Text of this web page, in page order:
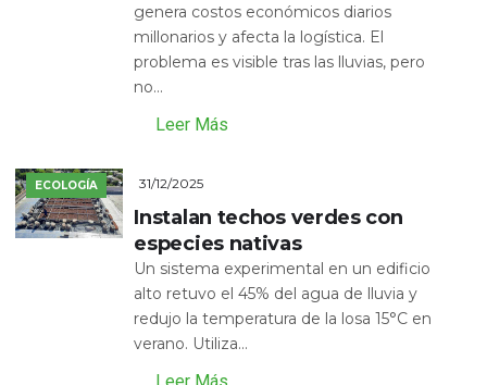
genera costos económicos diarios
millonarios y afecta la logística. El
problema es visible tras las lluvias, pero
no...
Leer Más
ECOLOGÍA 31/12/2025
Instalan techos verdes con
especies nativas
Un sistema experimental en un edificio
alto retuvo el 45% del agua de lluvia y
redujo la temperatura de la losa 15°C en
verano. Utiliza...